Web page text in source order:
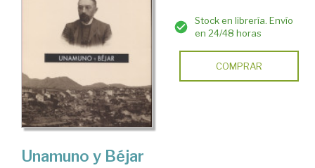
Stock en librería. Envío
en 24/48 horas
COMPRAR
Unamuno y Béjar